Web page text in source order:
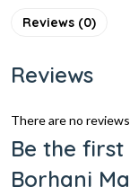
Reviews (0)
Reviews
There are no
Be the first
Borhani